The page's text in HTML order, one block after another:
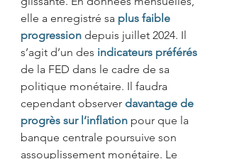
elle a enregistré sa plus faible
progression depuis juillet 2024. Il
s’agit d’un des indicateurs préférés
de la FED dans le cadre de sa
politique monétaire. Il faudra
cependant observer davantage de
progrès sur l’inflation pour que la
banque centrale poursuive son
assouplissement monétaire. Le